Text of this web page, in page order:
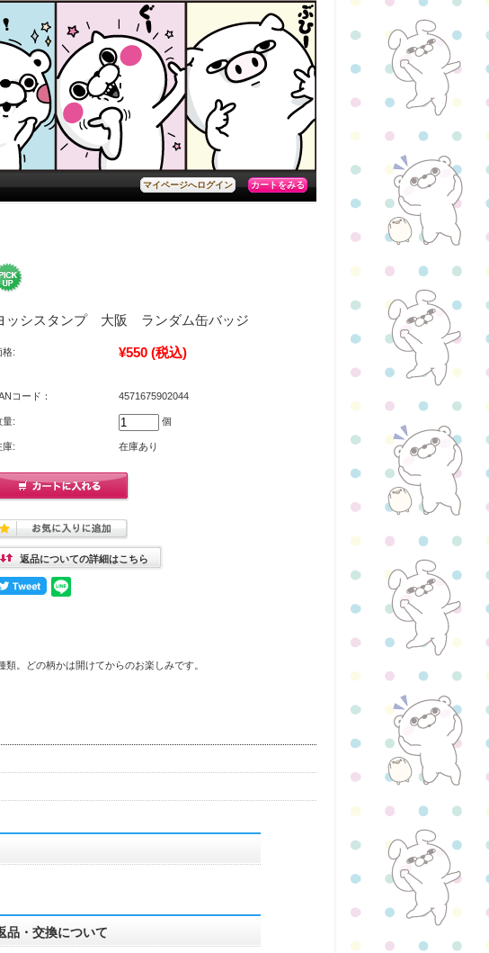
マイページへログイン カートをみる
ッシスタンプ 大阪 ランダム缶バッジ
格: ¥550 (税込)
コード： 4571675902044
量: 個
庫: 在庫あり
返品についての詳細はこちら
。どの柄かは開けてからのお楽しみです。
品・交換について